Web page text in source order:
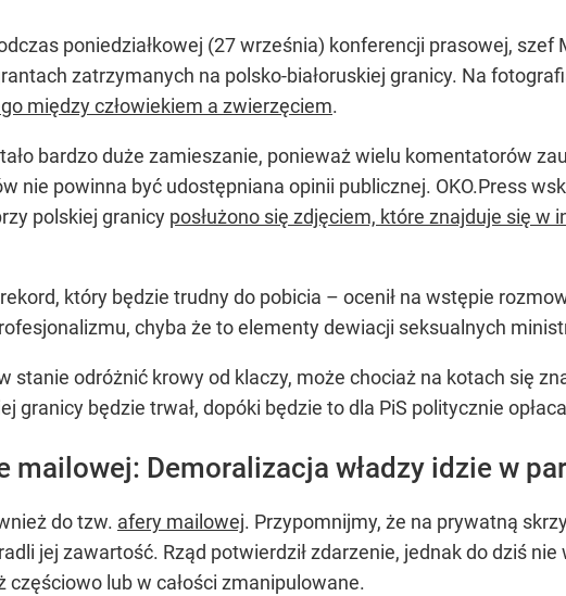
poniedziałkowej (27 września) konferencji prasowej, szef
zatrzymanych na polsko-białoruskiej granicy. Na
między człowiekiem a zwierzęciem.
bardzo duże zamieszanie, ponieważ wielu komentatorów
nie powinna być udostępniana opinii publicznej. OKO.Press
polskiej granicy posłużono się zdjęciem, które znajduje się w
który będzie trudny do pobicia – ocenił na wstępie
chyba że to elementy dewiacji seksualnych
stanie odróżnić krowy od klaczy, może chociaż na kotach się
granicy będzie trwał, dopóki będzie to dla PiS politycznie
mailowej: Demoralizacja władzy idzie w
do tzw. afery mailowej. Przypomnijmy, że na prywatną
jej zawartość. Rząd potwierdził zdarzenie, jednak do dziś
częściowo lub w całości zmanipulowane.